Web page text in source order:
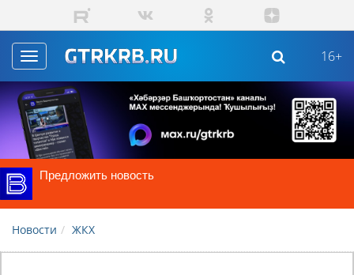
Skip to main content
Toggle
navigation
16+
Предложить новость
Новости ЖКХ